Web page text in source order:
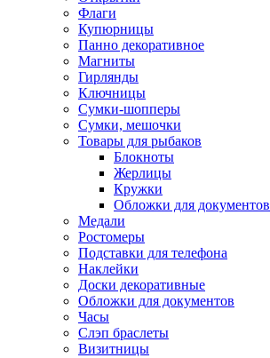
Флаги
Купюрницы
Панно декоративное
Магниты
Гирлянды
Ключницы
Сумки-шопперы
Сумки, мешочки
Товары для рыбаков
Блокноты
Жерлицы
Кружки
Обложки для документов
Медали
Ростомеры
Подставки для телефона
Наклейки
Доски декоративные
Обложки для документов
Часы
Слэп браслеты
Визитницы